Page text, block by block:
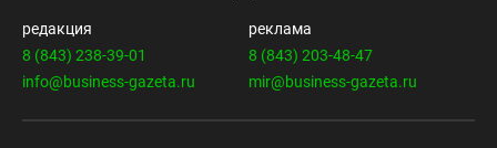
редакция
8 (843) 238-39-01
info@business-gazeta.ru
реклама
8 (843) 203-48-47
mir@business-gazeta.ru